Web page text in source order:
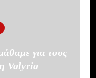
για τους
Valyria